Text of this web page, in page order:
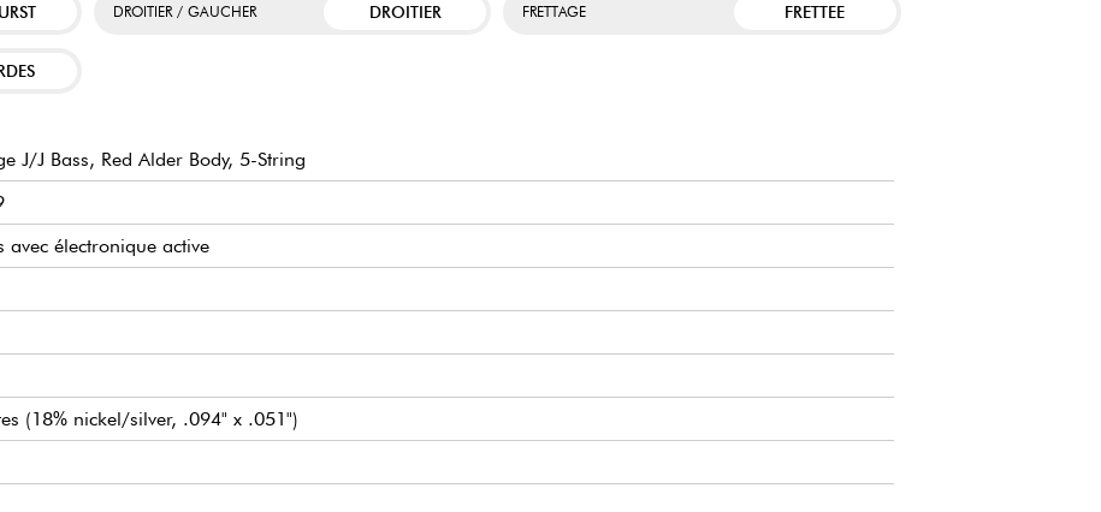
DROITIER / GAUCHER DROITIER FRETTAGE FRETTEE
J/J Bass, Red Alder Body, 5-String
avec électronique active
(18% nickel/silver, .094" x .051")